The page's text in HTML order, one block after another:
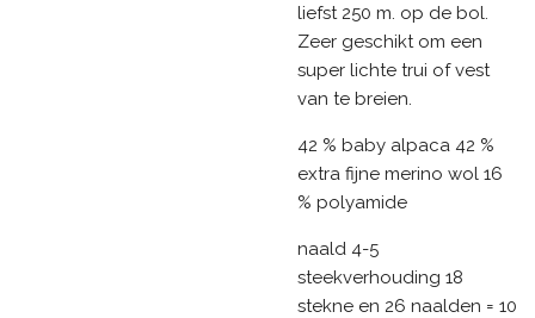
liefst 250 m. op de bol.
Zeer geschikt om een
super lichte trui of vest
van te breien.
42 % baby alpaca 42 %
extra fijne merino wol 16
% polyamide
naald 4-5
steekverhouding 18
stekne en 26 naalden = 10